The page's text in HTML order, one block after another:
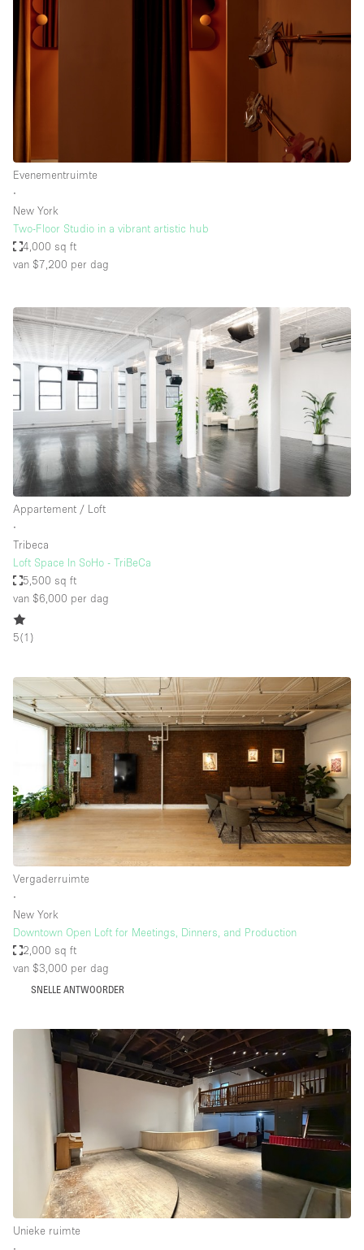
Evenementruimte
∙
New York
Two-Floor Studio in a vibrant artistic hub
4,000 sq ft
van $7,200 per dag
Appartement / Loft
∙
Tribeca
Loft Space In SoHo - TriBeCa
5,500 sq ft
van $6,000 per dag
5(1 )
Vergaderruimte
∙
New York
Downtown Open Loft for Meetings, Dinners, and Production
2,000 sq ft
van $3,000 per dag
SNELLE ANTWOORDER
Unieke ruimte